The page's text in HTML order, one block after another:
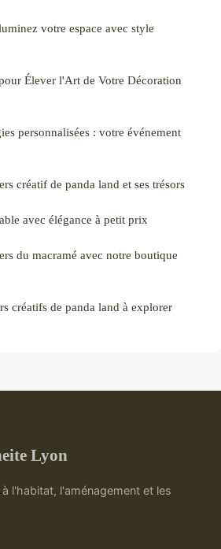
votre espace avec style
Élever l'Art de Votre Décoration
personnalisées : votre événement
créatif de panda land et ses trésors
avec élégance à petit prix
du macramé avec notre boutique
créatifs de panda land à explorer
Lyon
l'habitat, l'aménagement et les